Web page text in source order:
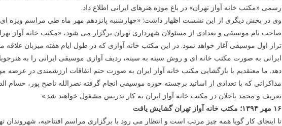
رسمی «مکتب خانه آواز تهران» در باغ موزه هنرهای ایرانی اطلاع داد.
وی در بخش دیگری از این نشست اظهار داشت: «چهارشنبه پانزدهم مهر ماه طی مراسم ویژه ای
صاحب نام موسیقی و تعدادی از مسئولان شهرداری تهران برگزار می شود، «مکتب خانه آواز
تراز اول موسیقی آغاز خواهد نمود. در این مکتب خانه آوازی که در طول ایام هفته میزبان علاقه
ایرانی به صورت مکتب خانه ای و روش سینه به سینه، ردیف آوازی موسیقی ایرانی را به
دهد. ما معتقدیم با بازگشایی مکتب خانه آواز ایران به صورت حتم اتفاقات ارزشمندی در عرصه
مذاکراتی که با تعدادی از اساتید برجسته حوزه موسیقی انجام گرفته نصرالله ناصح پور،
تعریف و محمد باجلان در مکتب خانه آواز ایران به کار تدریس مشغول خواهند شد.»
۱۶ مهر ۱۳۹۴؛ مکتب خانه آواز تهران گشایش یافت
تا اینجای کار گویا همه چیز مرتب است و انتظار می رود با برگزاری مراسم افتتاحیه، شهروندان